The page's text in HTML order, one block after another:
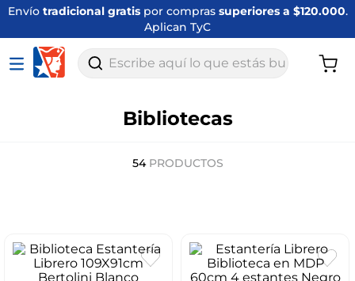
Envío tradicional gratispor compras superiores a $120.000.
Aplican TyC
Escribe aquí lo que estás buscando
Bibliotecas
54 PRODUCTOS